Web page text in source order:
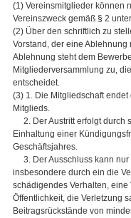
(1) Vereinsmitglieder können
Vereinszweck gemäß § 2
(2) Über den schriftlich zu
Vorstand, der eine
Ablehnung steht dem
Mitgliederversammlung zu,
entscheidet.
(3) 1. Die Mitgliedschaft endet
Mitglieds.
2. Der Austritt erfolgt durch
Einhaltung einer
Geschäftsjahres.
3. Der Ausschluss kann nur
insbesondere durch ein die
schädigendes Verhalten,
Öffentlichkeit, die Verletzung
Beitragsrückstände von